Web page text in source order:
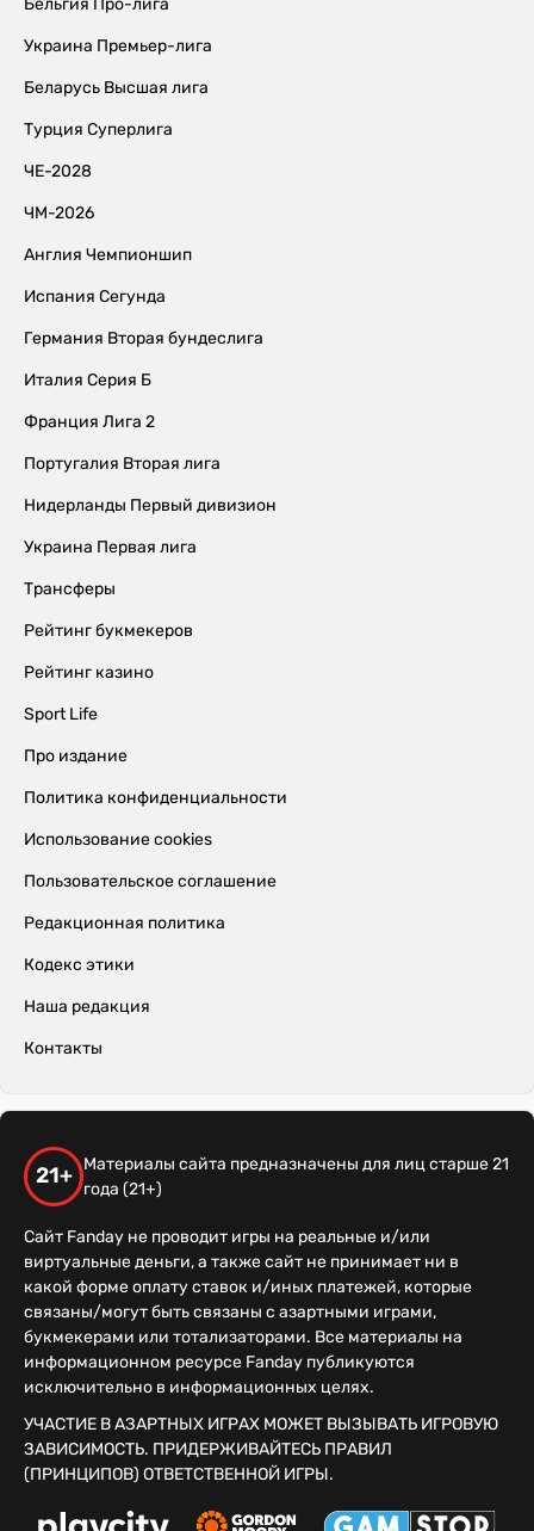
Украина Премьер-лига
Беларусь Высшая лига
Турция Суперлига
ЧЕ-2028
ЧМ-2026
Англия Чемпионшип
Испания Сегунда
Германия Вторая бундеслига
Италия Серия Б
Франция Лига 2
Португалия Вторая лига
Нидерланды Первый дивизион
Украина Первая лига
Трансферы
Рейтинг букмекеров
Рейтинг казино
Sport Life
Про издание
Политика конфиденциальности
Использование cookies
Пользовательское соглашение
Редакционная политика
Кодекс этики
Наша редакция
Контакты
21+
Материалы сайта предназначены для лиц старше 21
года (21+)
Сайт Fanday не проводит игры на реальные и/или
виртуальные деньги, а также сайт не принимает ни в
какой форме оплату ставок и/иных платежей, которые
связаны/могут быть связаны с азартными играми,
букмекерами или тотализаторами. Все материалы на
информационном ресурсе Fanday публикуются
исключительно в информационных целях.
УЧАСТИЕ В АЗАРТНЫХ ИГРАХ МОЖЕТ ВЫЗЫВАТЬ ИГРОВУЮ
ЗАВИСИМОСТЬ. ПРИДЕРЖИВАЙТЕСЬ ПРАВИЛ
(ПРИНЦИПОВ) ОТВЕТСТВЕННОЙ ИГРЫ.